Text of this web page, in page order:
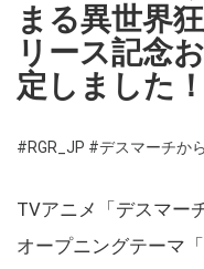
まる異世界
リース記念
定しました！
#RGR_JP #デスマーチか
TVアニメ「デスマー
オープニングテーマ